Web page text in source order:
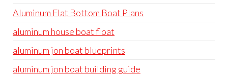
Aluminum Flat Bottom Boat Plans
aluminum house boat float
aluminum jon boat blueprints
aluminum jon boat building guide